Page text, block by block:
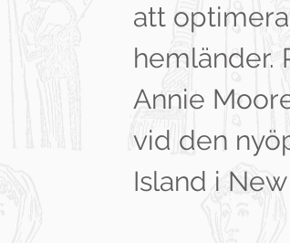
att
hemländer.
Annie
vid den
Island i